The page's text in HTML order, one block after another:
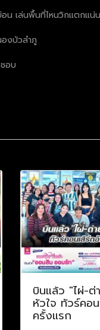
อน เล่นพื้นที่ไหนวิกแตกแน่
งบัวลำภู
อบ
บินแล้ว "ไผ่-ต่
หัวใจ ทัวร์คอ
ครั้งแรก